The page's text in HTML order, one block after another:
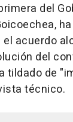
del
acuerdo
del
tildado de
técnico.